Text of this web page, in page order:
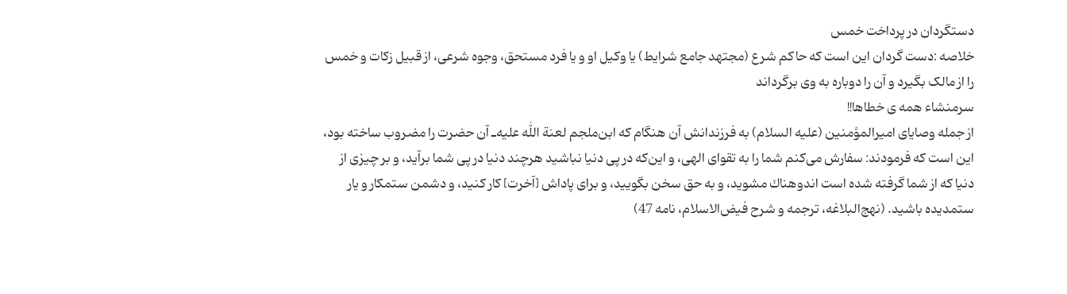
خلاصه :دست‌ گردان این است که حاکم شرع‌ (مجتهد جامع شرایط) یا وکیل او و یا فرد مستحق، وجوه شرعى، از قبیل زکات و خمس
از جمله وصایاى امیرالمؤمنین (علیه السلام) به فرزندانش آن هنگام كه ابن‌ملجم ‌لعنة الله علیه‌ـ آن حضرت را مضروب ساخته بود،
این است که فرمودند: سفارش مى‌كنم شما را به تقواى الهى، و این‌كه در پى دنیا نباشید هرچند دنیا در پى شما برآید، و بر چیزى از
دنیا كه از شما گرفته شده است اندوهناك مشوید، و به حق سخن بگویید، و براى پاداش [آخرت] كار كنید، و دشمن ستمكار و یار